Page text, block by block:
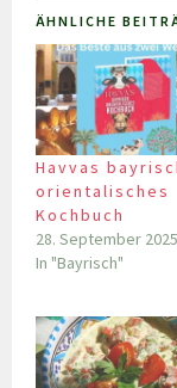
ÄHNLICHE
Havvas
orientalisches
Kochbuch
28. September 2025
In "Bayrisch"